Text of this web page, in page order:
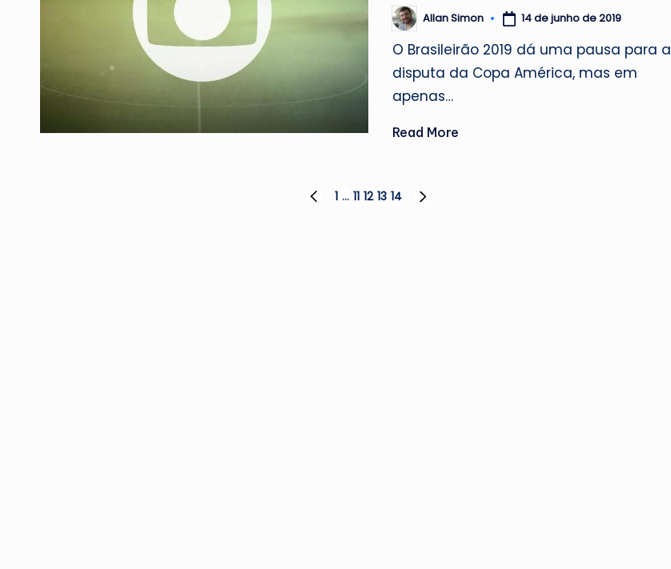
Posted
by
Allan Simon 14 de junho de 2019
O Brasileirão 2019 dá uma pausa para a
disputa da Copa América, mas em
apenas…
Read More
PREVIOUS
1 … 11 12 13 14